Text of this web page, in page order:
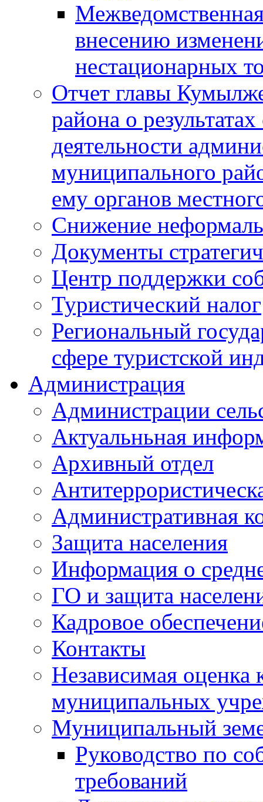
внесению
нестационарных
Отчет главы
района о
деятельности
муниципального
ему органов
Снижение
Документы
Центр поддержки
Туристический налог
Региональный
сфере туристской
Администрация
Администрации
Актуальньная
Архивный отдел
Административная
Защита населения
Информация о
ГО и защита
Кадровое
Контакты
Независимая оценка
муниципальных
Муниципальный
Руководство по
требований